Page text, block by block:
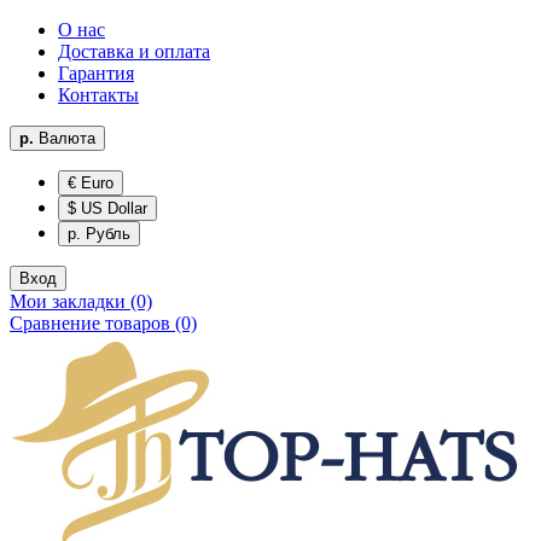
О нас
Доставка и оплата
Гарантия
Контакты
р. Валюта
€ Euro
$ US Dollar
р. Рубль
Вход
Мои закладки (0)
Сравнение товаров (0)